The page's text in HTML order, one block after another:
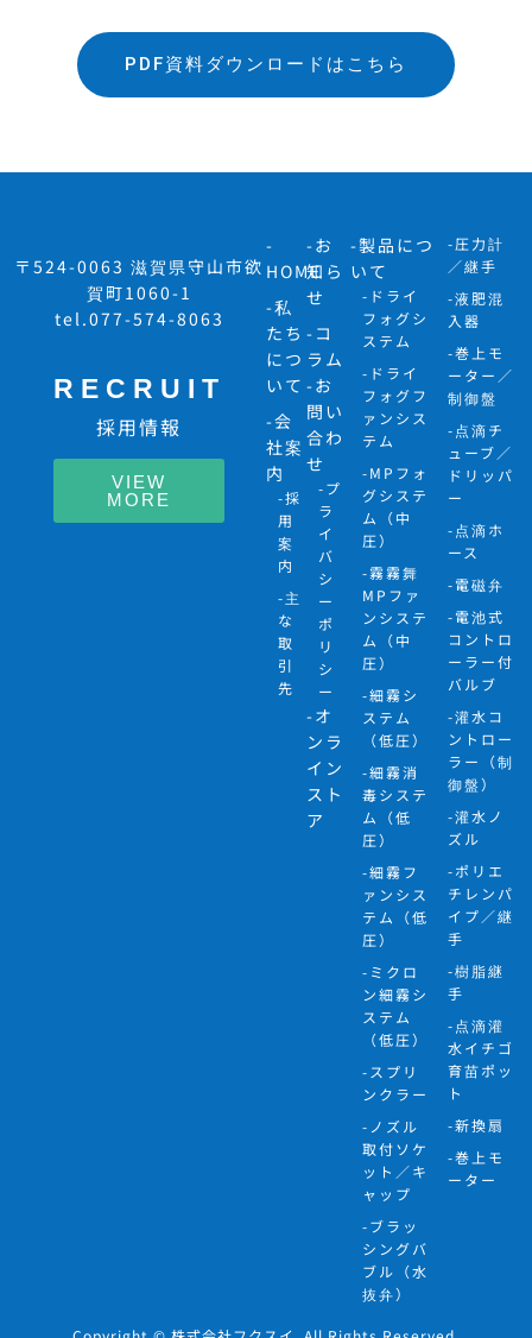
PDF資料ダウンロードはこちら
〒524-0063 滋賀県守山市欲
賀町1060-1
tel.077-574-8063
RECRUIT
採用情報
VIEW
MORE
-
HOME
-私
たち
につ
いて
-会
社案
内
-採
用
案
内
-主
な
取
引
先
-お
知ら
せ
-コ
ラム
-お
問い
合わ
せ
-プ
ラ
イ
バ
シ
ー
ポ
リ
シ
ー
-オ
ンラ
イン
スト
ア
-製品につ
いて
-ドライ
フォグシ
ステム
-ドライ
フォグフ
ァンシス
テム
-MPフォ
グシステ
ム（中
圧）
-霧霧舞
MPファ
ンシステ
ム（中
圧）
-細霧シ
ステム
（低圧）
-細霧消
毒システ
ム（低
圧）
-細霧フ
ァンシス
テム（低
圧）
-ミクロ
ン細霧シ
ステム
（低圧）
-スプリ
ンクラー
-ノズル
取付ソケ
ット／キ
ャップ
-ブラッ
シングバ
ブル（水
抜弁）
-圧力計
／継手
-液肥混
入器
-巻上モ
ーター／
制御盤
-点滴チ
ューブ／
ドリッパ
ー
-点滴ホ
ース
-電磁弁
-電池式
コントロ
ーラー付
バルブ
-灌水コ
ントロー
ラー（制
御盤）
-灌水ノ
ズル
-ポリエ
チレンパ
イプ／継
手
-樹脂継
手
-点滴灌
水イチゴ
育苗ポッ
ト
-新換扇
-巻上モ
ーター